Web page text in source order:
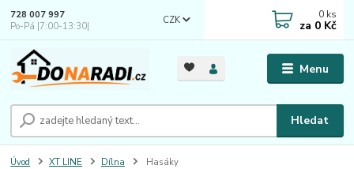
Menu
CZK
Hledat
728 007 997
Po-Pá |7:00-13:30|
0 ks
za 0 Kč
Úvod XT LINE Dílna Hasáky